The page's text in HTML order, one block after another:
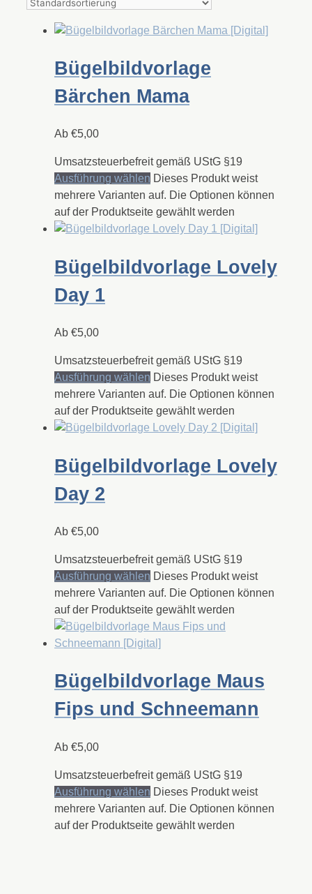
Bügelbildvorlage
Bärchen Mama
Ab €5,00
Umsatzsteuerbefreit gemäß UStG §19
Ausführung wählen Dieses Produkt weist
mehrere Varianten auf. Die Optionen können
auf der Produktseite gewählt werden
Bügelbildvorlage Lovely
Day 1
Ab €5,00
Umsatzsteuerbefreit gemäß UStG §19
Ausführung wählen Dieses Produkt weist
mehrere Varianten auf. Die Optionen können
auf der Produktseite gewählt werden
Bügelbildvorlage Lovely
Day 2
Ab €5,00
Umsatzsteuerbefreit gemäß UStG §19
Ausführung wählen Dieses Produkt weist
mehrere Varianten auf. Die Optionen können
auf der Produktseite gewählt werden
Bügelbildvorlage Maus
Fips und Schneemann
Ab €5,00
Umsatzsteuerbefreit gemäß UStG §19
Ausführung wählen Dieses Produkt weist
mehrere Varianten auf. Die Optionen können
auf der Produktseite gewählt werden